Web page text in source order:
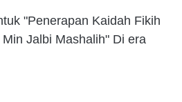
"Penerapan Kaidah Fikih
Jalbi Mashalih" Di era